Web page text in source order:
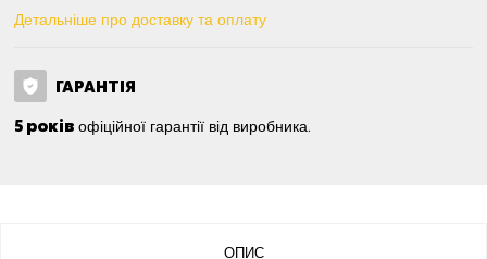
Детальніше про доставку та оплату
ГАРАНТІЯ
5 років офіційної гарантії від виробника.
ОПИС